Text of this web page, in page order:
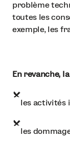
problème
toutes les
exemple, les
En revanche,
les activités
les